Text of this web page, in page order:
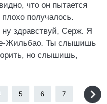
что он пытается
плохо получалось.
ну здравствуй, Серж. Я
Жильбао. Ты слышишь
но слышишь,
5 6 7